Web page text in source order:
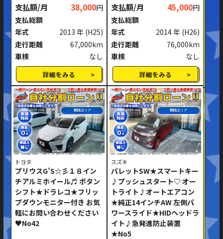
支払額/月 38,000円
支払総額
年式
2013 年 (H25)
走行距離
67,000km
車検
なし
詳細をみる
支払額/月 45,000円
支払総額
年式
2014 年 (H26)
走行距離
76,000km
車検
なし
詳細をみる
関西エリア
トヨタ
プリウスG’S☆彡１８イン
チアルミホイール♬ ボタン
シフト★ドラレコ★フリッ
プダウンモニター付き お気
軽にお問い合わせください
♥No42
関西エリア
スズキ
パレットSW★スマートキー
♪プッシュスタート♡ オー
トライト♪オートエアコン
★純正14インチAW 左側パ
ワースライド★HIDヘッドラ
イト♪急発進防止装置
★No5